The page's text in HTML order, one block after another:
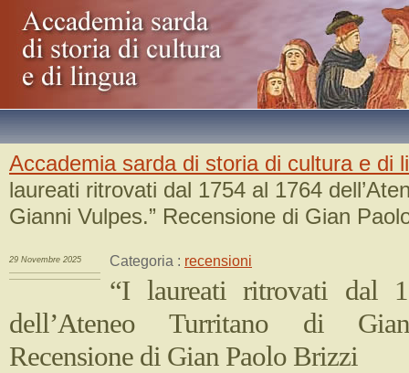
Accademia sarda di storia di cultura e di
laureati ritrovati dal 1754 al 1764
Gianni Vulpes.” Recensione di Gian
29 Novembre 2025 Categoria : recensioni
“I laureati ritrovati dal
dell’Ateneo Turritano di
Recensione di Gian Paolo Brizzi